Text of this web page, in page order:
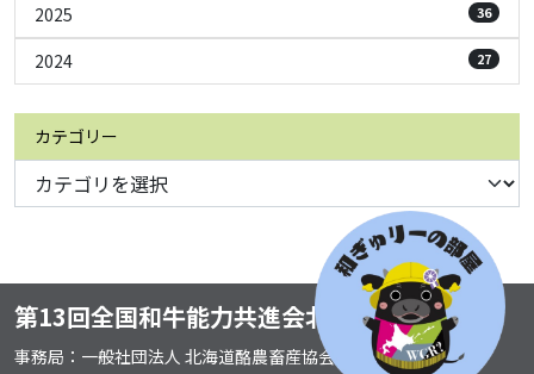
2025 36
2024 27
カテゴリー
第13回全国和牛能力共進会北海道実行委員会
事務局：一般社団法人 北海道酪農畜産協会